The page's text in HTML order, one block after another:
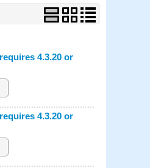
4.3.20 or
4.3.20 or